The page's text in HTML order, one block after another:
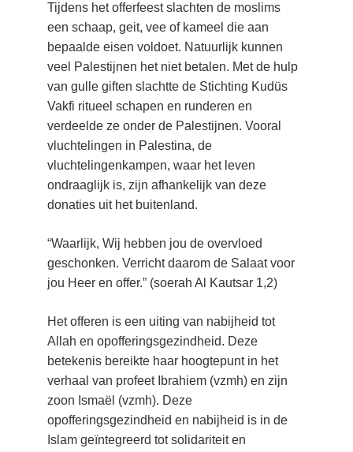
Tijdens het offerfeest slachten de moslims
een schaap, geit, vee of kameel die aan
bepaalde eisen voldoet. Natuurlijk kunnen
veel Palestijnen het niet betalen. Met de hulp
van gulle giften slachtte de Stichting Kudüs
Vakfi ritueel schapen en runderen en
verdeelde ze onder de Palestijnen. Vooral
vluchtelingen in Palestina, de
vluchtelingenkampen, waar het leven
ondraaglijk is, zijn afhankelijk van deze
donaties uit het buitenland.
“Waarlijk, Wij hebben jou de overvloed
geschonken. Verricht daarom de Salaat voor
jou Heer en offer.” (soerah Al Kautsar 1,2)
Het offeren is een uiting van nabijheid tot
Allah en opofferingsgezindheid. Deze
betekenis bereikte haar hoogtepunt in het
verhaal van profeet Ibrahiem (vzmh) en zijn
zoon Ismaël (vzmh). Deze
opofferingsgezindheid en nabijheid is in de
Islam geïntegreerd tot solidariteit en